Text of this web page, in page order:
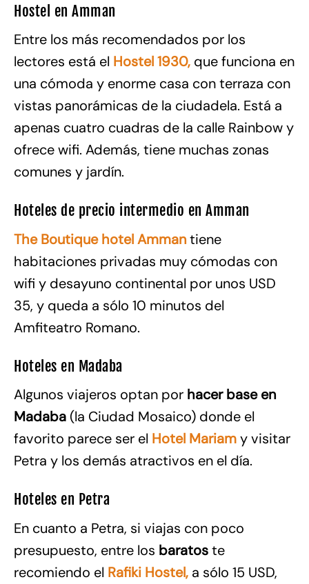
Hostel en Amman
Entre los más recomendados por los
lectores está el Hostel 1930, que funciona en
una cómoda y enorme casa con terraza con
vistas panorámicas de la ciudadela. Está a
apenas cuatro cuadras de la calle Rainbow y
ofrece wifi. Además, tiene muchas zonas
comunes y jardín.
Hoteles de precio intermedio en Amman
The Boutique hotel Ammantiene
habitaciones privadas muy cómodas con
wifi y desayuno continental por unos USD
35, y queda a sólo 10 minutos del
Amfiteatro Romano.
Hoteles en Madaba
Algunos viajeros optan por hacer base en
Madaba (la Ciudad Mosaico) donde el
favorito parece ser el Hotel Mariamy visitar
Petra y los demás atractivos en el día.
Hoteles en Petra
En cuanto a Petra, si viajas con poco
presupuesto, entre los baratoste
recomiendo el Rafiki Hostel, a sólo 15 USD,